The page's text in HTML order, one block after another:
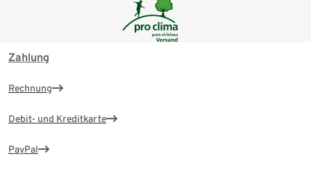
Zahlung
Rechnung
Debit- und Kreditkarte
PayPal